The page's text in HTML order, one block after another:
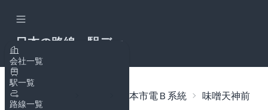
会社一覧
駅一覧
路線一覧
日本の路線・駅デー
トップページ 熊本市電Ｂ系統 味噌天神前